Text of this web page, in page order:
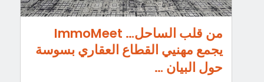
من قلب الساحل… ImmoMeet
يجمع مهنيي القطاع العقاري بسوسة
حول البيان …